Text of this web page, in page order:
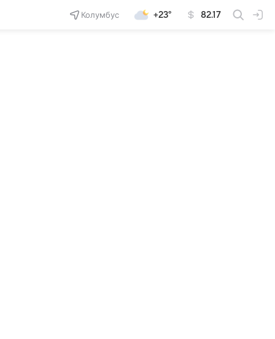
Колумбус +23° 82.17